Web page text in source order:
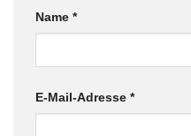
Name *
E-Mail-Adresse *